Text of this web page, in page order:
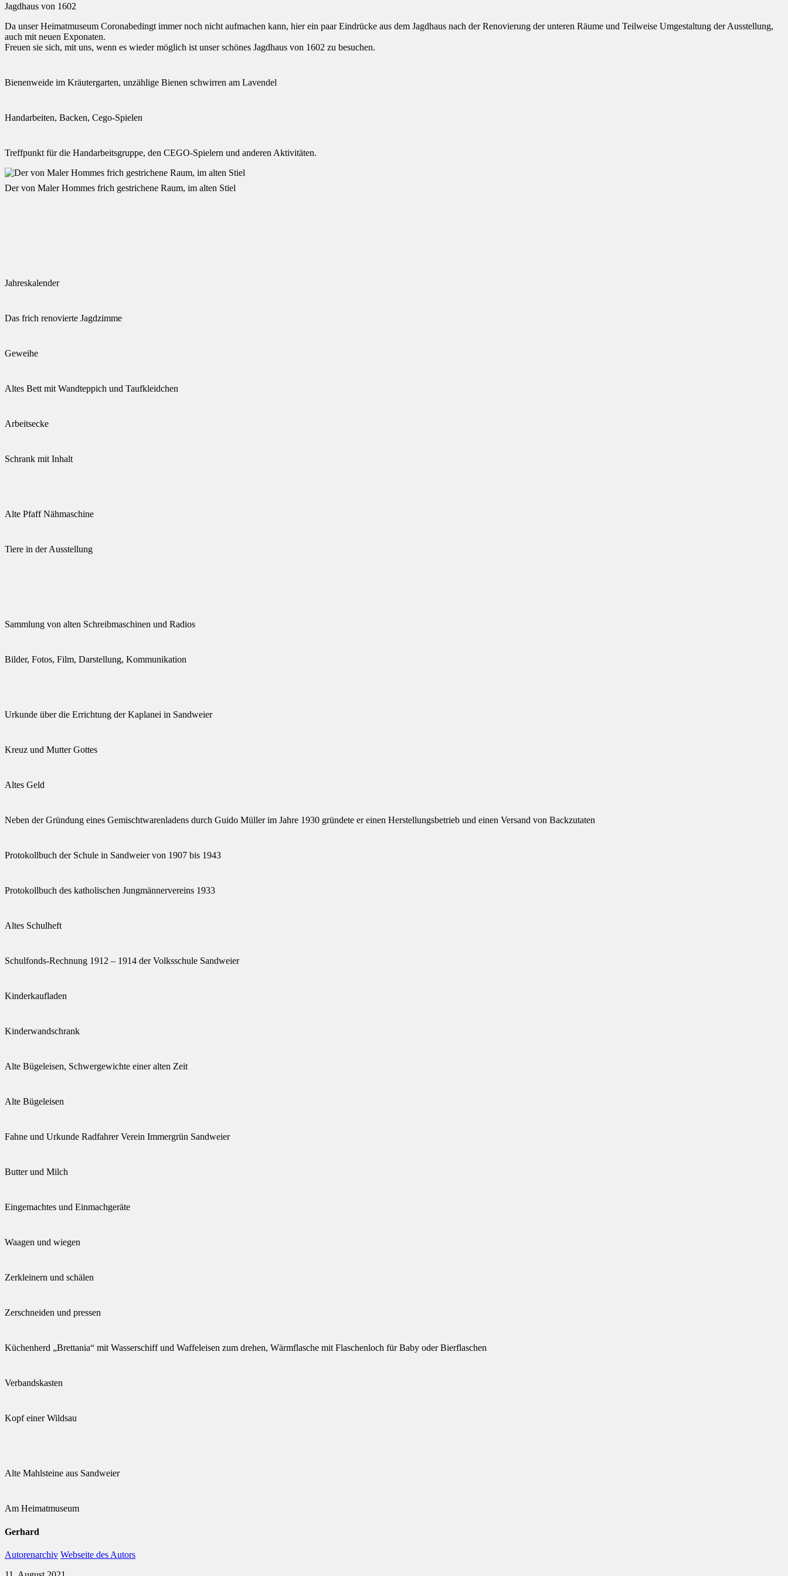
Jagdhaus von 1602
Da unser Heimatmuseum Coronabedingt immer noch nicht aufmachen kann, hier ein paar Eindrücke aus dem Jagdhaus nach der Renovierung der unteren Räume und Teilweise Umgestaltung der Ausstellung,
auch mit neuen Exponaten.
Freuen sie sich, mit uns, wenn es wieder möglich ist unser schönes Jagdhaus von 1602 zu besuchen.
Bienenweide im Kräutergarten, unzählige Bienen schwirren am Lavendel
Handarbeiten, Backen, Cego-Spielen
Treffpunkt für die Handarbeitsgruppe, den CEGO-Spielern und anderen Aktivitäten.
Der von Maler Hommes frich gestrichene Raum, im alten Stiel
Jahreskalender
Das frich renovierte Jagdzimme
Geweihe
Altes Bett mit Wandteppich und Taufkleidchen
Arbeitsecke
Schrank mit Inhalt
Alte Pfaff Nähmaschine
Tiere in der Ausstellung
Sammlung von alten Schreibmaschinen und Radios
Bilder, Fotos, Film, Darstellung, Kommunikation
Urkunde über die Errichtung der Kaplanei in Sandweier
Kreuz und Mutter Gottes
Altes Geld
Neben der Gründung eines Gemischtwarenladens durch Guido Müller im Jahre 1930 gründete er einen Herstellungsbetrieb und einen Versand von Backzutaten
Protokollbuch der Schule in Sandweier von 1907 bis 1943
Protokollbuch des katholischen Jungmännervereins 1933
Altes Schulheft
Schulfonds-Rechnung 1912 – 1914 der Volksschule Sandweier
Kinderkaufladen
Kinderwandschrank
Alte Bügeleisen, Schwergewichte einer alten Zeit
Alte Bügeleisen
Fahne und Urkunde Radfahrer Verein Immergrün Sandweier
Butter und Milch
Eingemachtes und Einmachgeräte
Waagen und wiegen
Zerkleinern und schälen
Zerschneiden und pressen
Küchenherd „Brettania“ mit Wasserschiff und Waffeleisen zum drehen, Wärmflasche mit Flaschenloch für Baby oder Bierflaschen
Verbandskasten
Kopf einer Wildsau
Alte Mahlsteine aus Sandweier
Am Heimatmuseum
Gerhard
Autorenarchiv Webseite des Autors